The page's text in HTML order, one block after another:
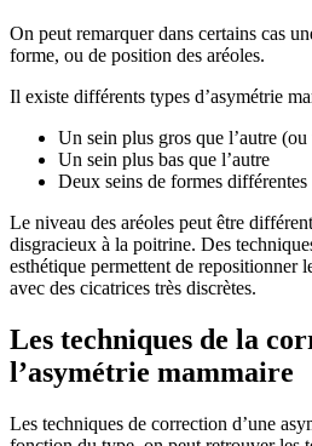
On peut remarquer dans certains cas
forme, ou de position des aréoles.
Il existe différents types d’asymétrie
Un sein plus gros que l’autre
Un sein plus bas que l’autre
Deux seins de formes différentes
Le niveau des aréoles peut être
disgracieux à la poitrine. Des
esthétique permettent de repositionner
avec des cicatrices très discrètes.
Les techniques de la
l’asymétrie mammaire
Les techniques de correction d’une